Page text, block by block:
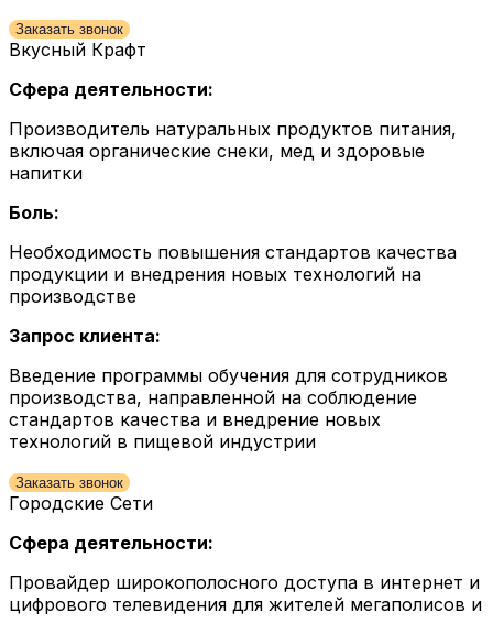
Заказать звонок
Вкусный Крафт
Сфера деятельности:
Производитель натуральных продуктов питания,
включая органические снеки, мед и здоровые
напитки
Боль:
Необходимость повышения стандартов качества
продукции и внедрения новых технологий на
производстве
Запрос клиента:
Введение программы обучения для сотрудников
производства, направленной на соблюдение
стандартов качества и внедрение новых
технологий в пищевой индустрии
Заказать звонок
Городские Сети
Сфера деятельности:
Провайдер широкополосного доступа в интернет и
цифрового телевидения для жителей мегаполисов и